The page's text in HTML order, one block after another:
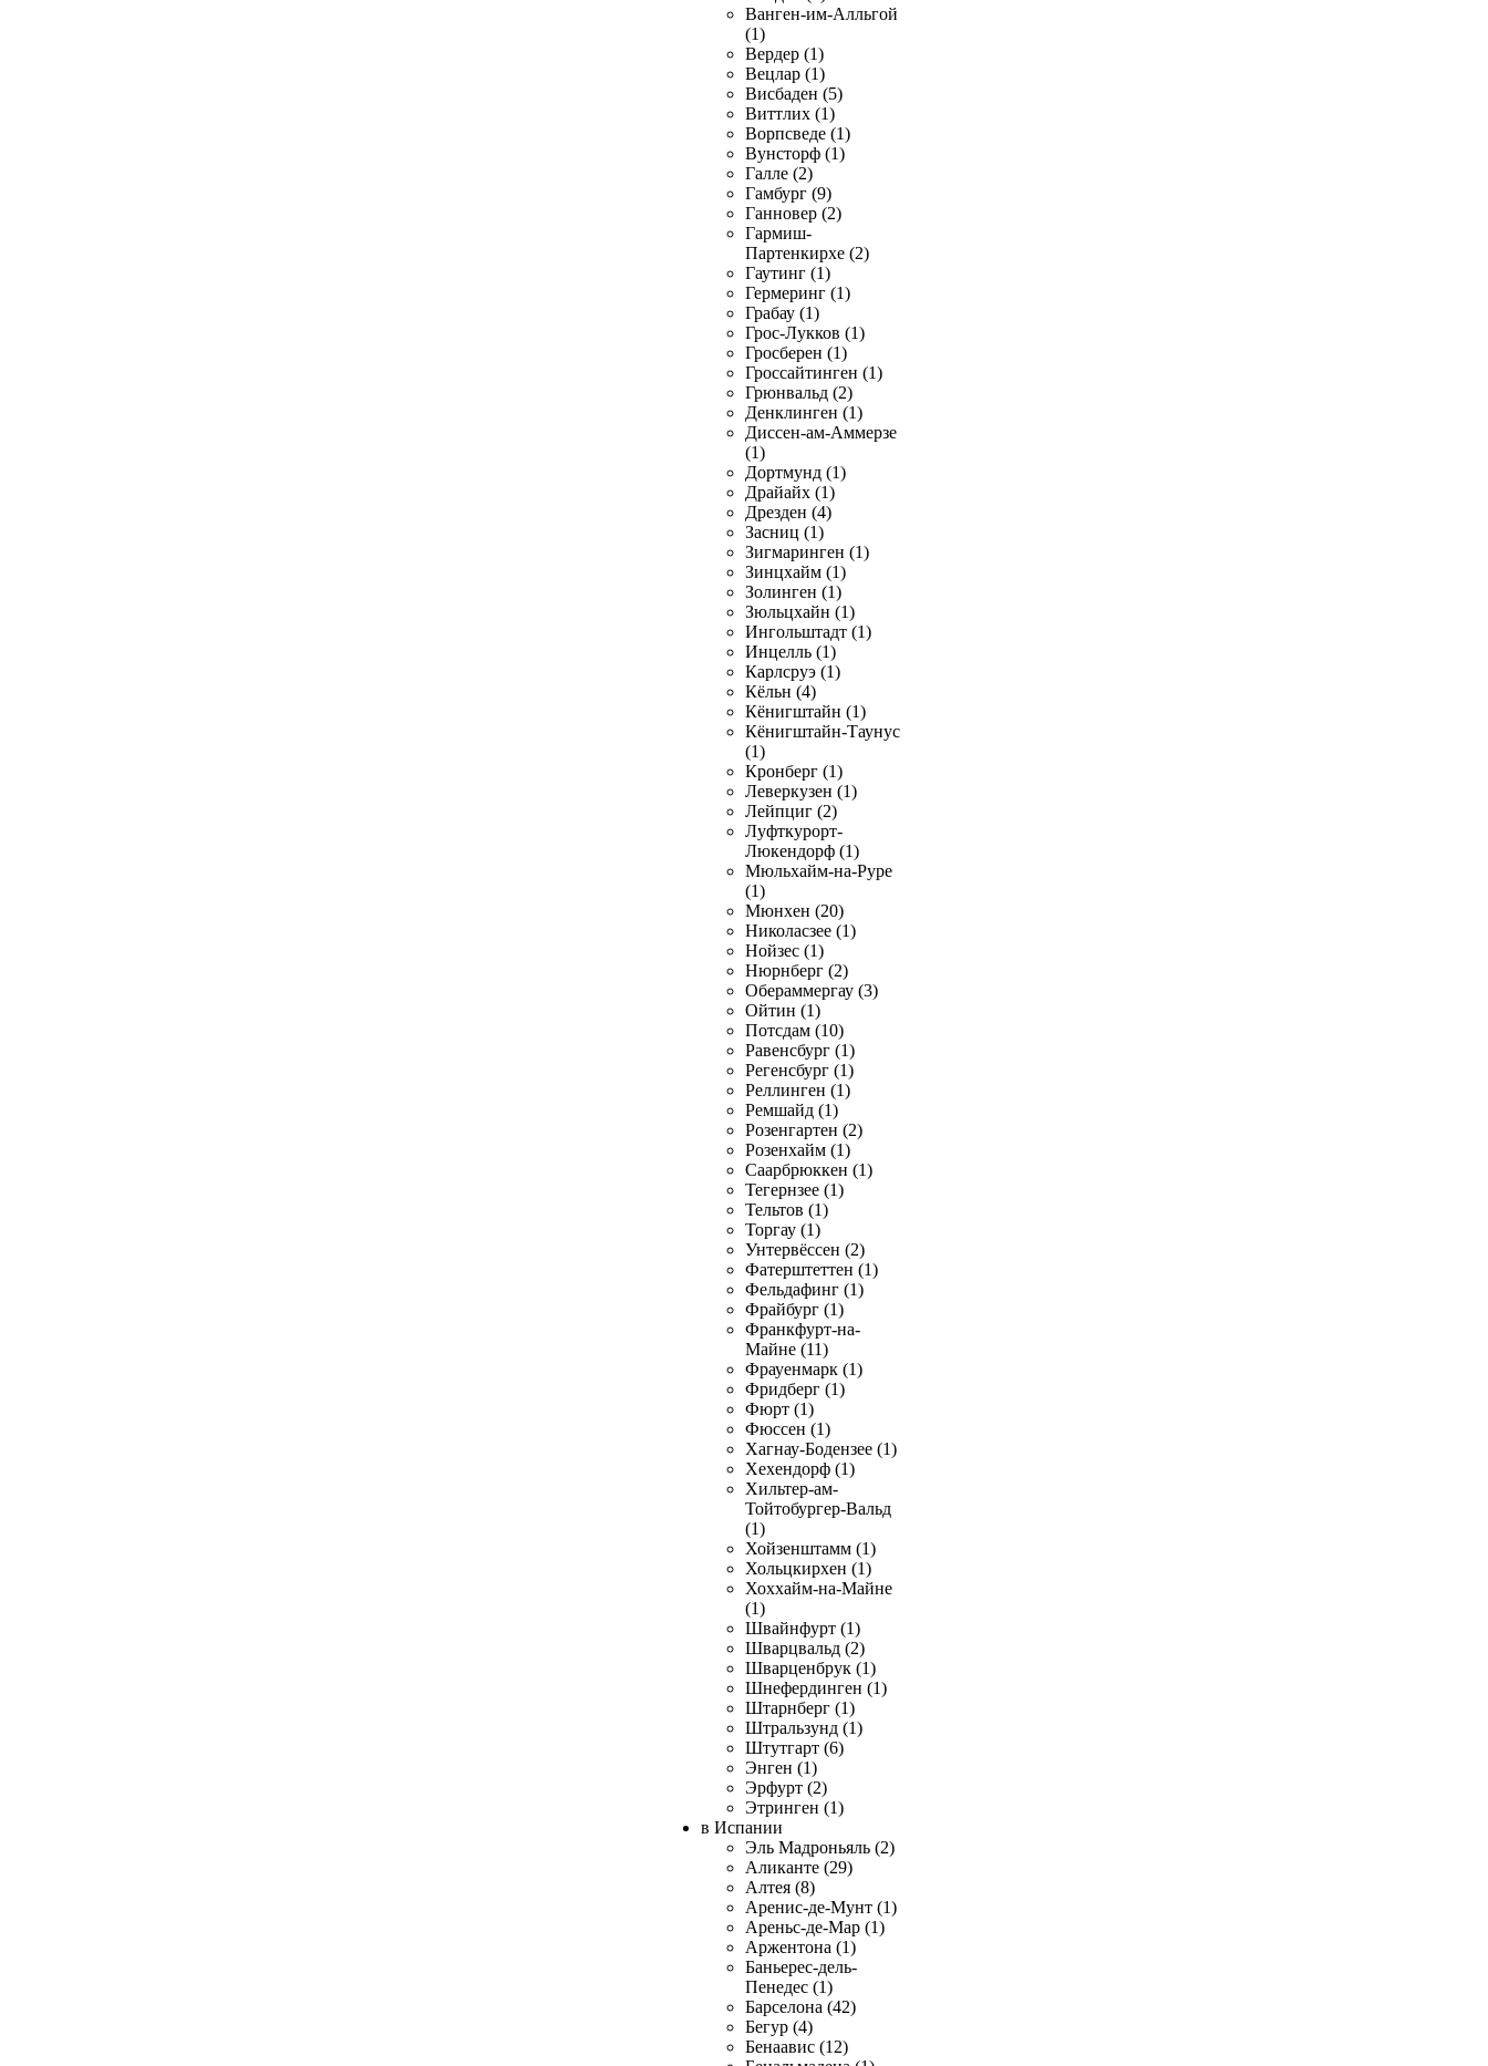
Ванген-им-Алльгой
(1)
Вердер (1)
Вецлар (1)
Висбаден (5)
Виттлих (1)
Ворпсведе (1)
Вунсторф (1)
Галле (2)
Гамбург (9)
Ганновер (2)
Гармиш-
Партенкирхе (2)
Гаутинг (1)
Гермеринг (1)
Грабау (1)
Грос-Лукков (1)
Гросберен (1)
Гроссайтинген (1)
Грюнвальд (2)
Денклинген (1)
Диссен-ам-Аммерзе
(1)
Дортмунд (1)
Драйайх (1)
Дрезден (4)
Засниц (1)
Зигмаринген (1)
Зинцхайм (1)
Золинген (1)
Зюльцхайн (1)
Ингольштадт (1)
Инцелль (1)
Карлсруэ (1)
Кёльн (4)
Кёнигштайн (1)
Кёнигштайн-Таунус
(1)
Кронберг (1)
Леверкузен (1)
Лейпциг (2)
Луфткурорт-
Люкендорф (1)
Мюльхайм-на-Руре
(1)
Мюнхен (20)
Николасзее (1)
Нойзес (1)
Нюрнберг (2)
Обераммергау (3)
Ойтин (1)
Потсдам (10)
Равенсбург (1)
Регенсбург (1)
Реллинген (1)
Ремшайд (1)
Розенгартен (2)
Розенхайм (1)
Саарбрюккен (1)
Тегернзее (1)
Тельтов (1)
Торгау (1)
Унтервёссен (2)
Фатерштеттен (1)
Фельдафинг (1)
Фрайбург (1)
Франкфурт-на-
Майне (11)
Фрауенмарк (1)
Фридберг (1)
Фюрт (1)
Фюссен (1)
Хагнау-Бодензее (1)
Хехендорф (1)
Хильтер-ам-
Тойтобургер-Вальд
(1)
Хойзенштамм (1)
Хольцкирхен (1)
Хоххайм-на-Майне
(1)
Швайнфурт (1)
Шварцвальд (2)
Шварценбрук (1)
Шнефердинген (1)
Штарнберг (1)
Штральзунд (1)
Штутгарт (6)
Энген (1)
Эрфурт (2)
Этринген (1)
в Испании
Эль Мадроньяль (2)
Аликанте (29)
Алтея (8)
Аренис-де-Мунт (1)
Ареньс-де-Мар (1)
Аржентона (1)
Баньерес-дель-
Пенедес (1)
Барселона (42)
Бегур (4)
Бенаавис (12)